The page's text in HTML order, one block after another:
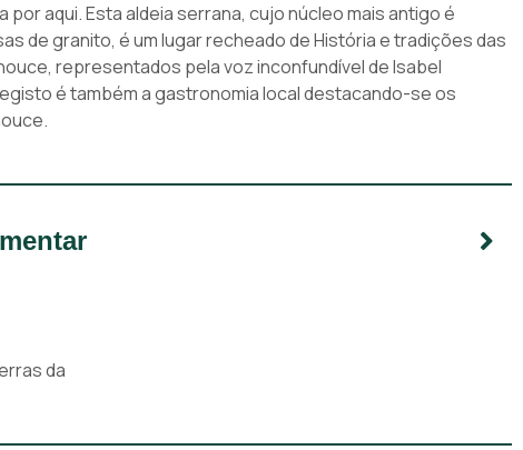
por aqui. Esta aldeia serrana, cujo núcleo mais antigo é
de granito, é um lugar recheado de História e tradições das
representados pela voz inconfundível de Isabel
é também a gastronomia local destacando-se os
da